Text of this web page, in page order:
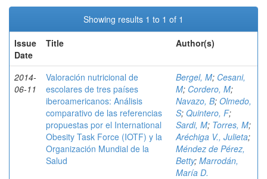
Showing results 1 to 1 of 1
Issue
Date
Title Author(s)
2014-
06-11
Valoración nutricional de
escolares de tres países
iberoamericanos: Análisis
comparativo de las referencias
propuestas por el International
Obesity Task Force (IOTF) y la
Organización Mundial de la
Salud
Bergel, M; Cesani,
M; Cordero, M;
Navazo, B; Olmedo,
S; Quintero, F;
Sardi, M; Torres, M;
Aréchiga V., Julieta;
Méndez de Pérez,
Betty; Marrodán,
María D.